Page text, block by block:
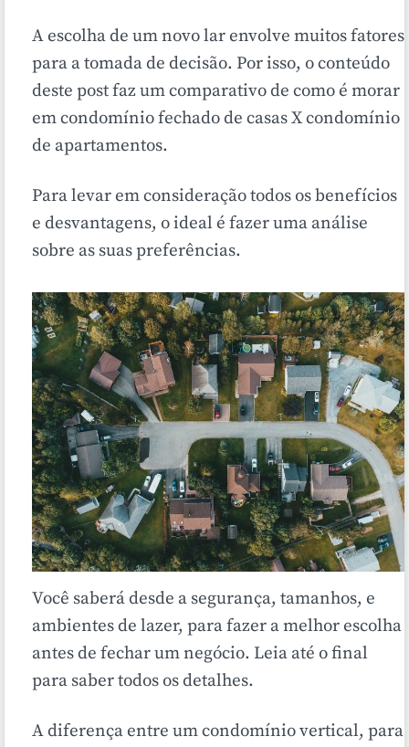
A escolha de um novo lar envolve muitos fatores
para a tomada de decisão. Por isso, o conteúdo
deste post faz um comparativo de como é morar
em condomínio fechado de casas X condomínio
de apartamentos.
Para levar em consideração todos os benefícios
e desvantagens, o ideal é fazer uma análise
sobre as suas preferências.
Você saberá desde a segurança, tamanhos, e
ambientes de lazer, para fazer a melhor escolha
antes de fechar um negócio. Leia até o final
para saber todos os detalhes.
A diferença entre um condomínio vertical, para